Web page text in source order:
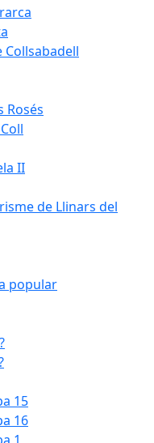
Collsabadell
Rosés
II
de Llinars del
popular
15
16